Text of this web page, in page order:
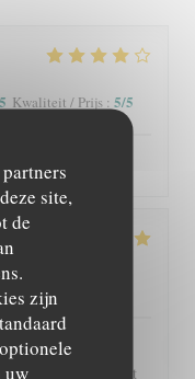
site,
de
zijn
uw
Kwaliteit / Prijs : 5/5
Kwaliteit / Prijs
les assiettes sont
aux serveurs et